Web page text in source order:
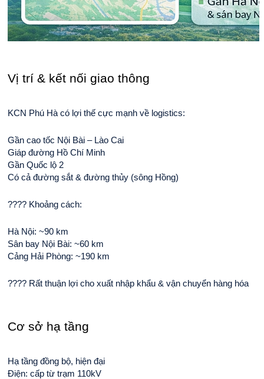
Vị trí & kết nối giao thông
KCN Phú Hà có lợi thế cực mạnh về logistics:
Gần cao tốc Nội Bài – Lào Cai
Giáp đường Hồ Chí Minh
Gần Quốc lộ 2
Có cả đường sắt & đường thủy (sông Hồng)
???? Khoảng cách:
Hà Nội: ~90 km
Sân bay Nội Bài: ~60 km
Cảng Hải Phòng: ~190 km
???? Rất thuận lợi cho xuất nhập khẩu & vận chuyển hàng hóa
Cơ sở hạ tầng
Hạ tầng đồng bộ, hiện đại
Điện: cấp từ trạm 110kV